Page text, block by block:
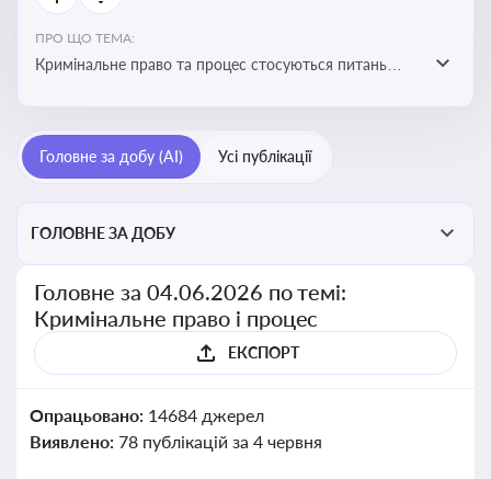
ПРО ЩО ТЕМА:
Кримінальне право та процес стосуються питань
Головне за добу (AI) Усі публікації
ГОЛОВНЕ ЗА ДОБУ
Головне за 04.06.2026 по темі:
Кримінальне право і процес
ЕКСПОРТ
Опрацьовано: 14684 джерел
Виявлено: 78 публікацій за 4 червня